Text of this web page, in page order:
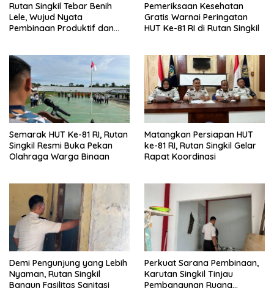
Rutan Singkil Tebar Benih
Lele, Wujud Nyata
Pembinaan Produktif dan
Pemeriksaan Kesehatan
Gratis Warnai Peringatan
HUT Ke-81 RI di Rutan Singkil
Semarak HUT Ke-81 RI, Rutan
Singkil Resmi Buka Pekan
Olahraga Warga Binaan
Matangkan Persiapan HUT
ke-81 RI, Rutan Singkil Gelar
Rapat Koordinasi
Demi Pengunjung yang Lebih
Nyaman, Rutan Singkil
Bangun Fasilitas Sanitasi
Perkuat Sarana Pembinaan,
Karutan Singkil Tinjau
Pembangunan Ruang